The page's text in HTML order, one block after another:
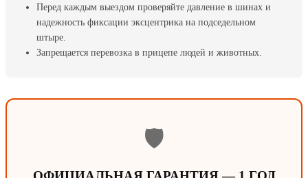
Перед каждым выездом проверяйте давление в шинах и
надежность фиксации эксцентрика на подседельном
штыре.
Запрещается перевозка в прицепе людей и животных.
🛡️